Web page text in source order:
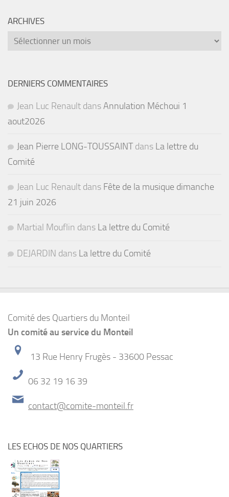
ARCHIVES
Archives
DERNIERS COMMENTAIRES
Jean Luc Renault dansAnnulation Méchoui 1
aout2026
Jean Pierre LONG-TOUSSAINTdans La lettre du
Comité
Jean Luc Renault dans Fête de la musique dimanche
21 juin 2026
Martial Mouflin dans La lettre du Comité
DEJARDIN dans La lettre du Comité
Comité des Quartiers du Monteil
Un comité au service du Monteil
13 Rue Henry Frugès - 33600 Pessac
06 32 19 16 39
contact@comite-monteil.fr
LES ECHOS DE NOS QUARTIERS